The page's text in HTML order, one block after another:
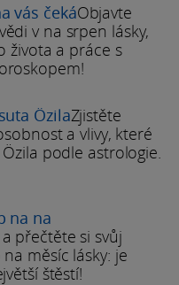
vás čekáObjavte
v na srpen lásky,
života a práce s
ÖzilaZjistěte
a vlivy, které
podle astrologie.
na na
přečtěte si svůj
měsíc lásky: je
štěstí!